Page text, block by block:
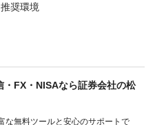
推奨環境
FX・NISAなら証券会社の松
な無料ツールと安心のサポートで